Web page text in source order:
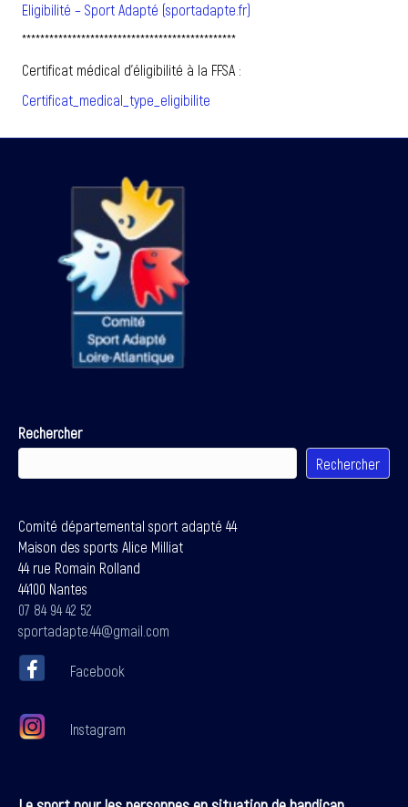
Eligibilité – Sport Adapté (sportadapte.fr)
***********************************************
Certificat médical d'éligibilité à la FFSA :
Certificat_medical_type_eligibilite
Rechercher
Rechercher
Comité départemental sport adapté 44
Maison des sports Alice Milliat
44 rue Romain Rolland
44100 Nantes
07 84 94 42 52
sportadapte.44@gmail.com
Facebook
Instagram